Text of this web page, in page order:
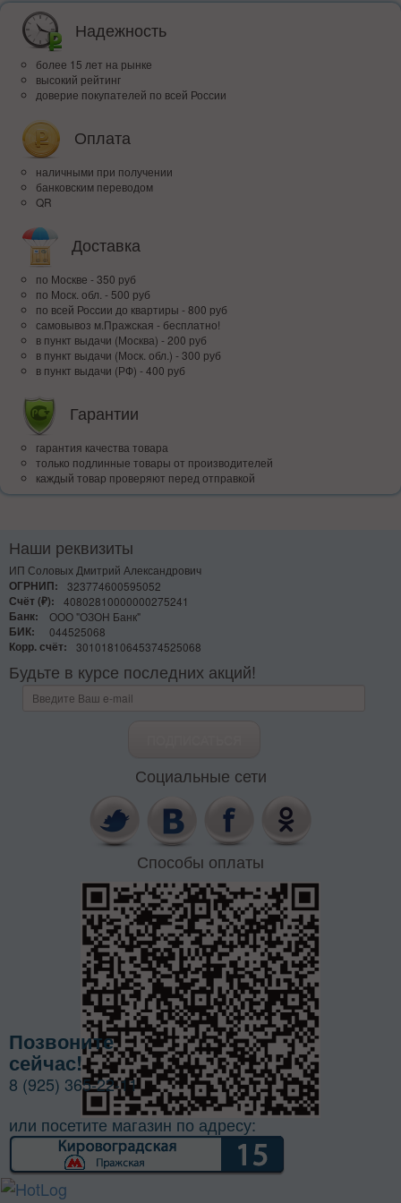
Надежность
более 15 лет на рынке
высокий рейтинг
доверие покупателей по всей России
Оплата
наличными при получении
банковским переводом
QR
Доставка
по Москве - 350 руб
по Моск. обл. - 500 руб
по всей Росcии до квартиры - 800 руб
самовывоз м.Пражская - бесплатно!
в пункт выдачи (Москва) - 200 руб
в пункт выдачи (Моск. обл.) - 300 руб
в пункт выдачи (РФ) - 400 руб
Гарантии
гарантия качества товара
только подлинные товары от производителей
каждый товар проверяют перед отправкой
Наши реквизиты
ИП Соловых Дмитрий Александрович
ОГРНИП:
323774600595052
Счёт (₽):
40802810000000275241
Банк:
ООО "ОЗОН Банк"
БИК:
044525068
Корр. счёт:
30101810645374525068
Будьте в курсе последних акций!
Социальные сети
Способы оплаты
Позвоните
сейчас!
8 (925) 365-22-11
или посетите магазин по адресу: